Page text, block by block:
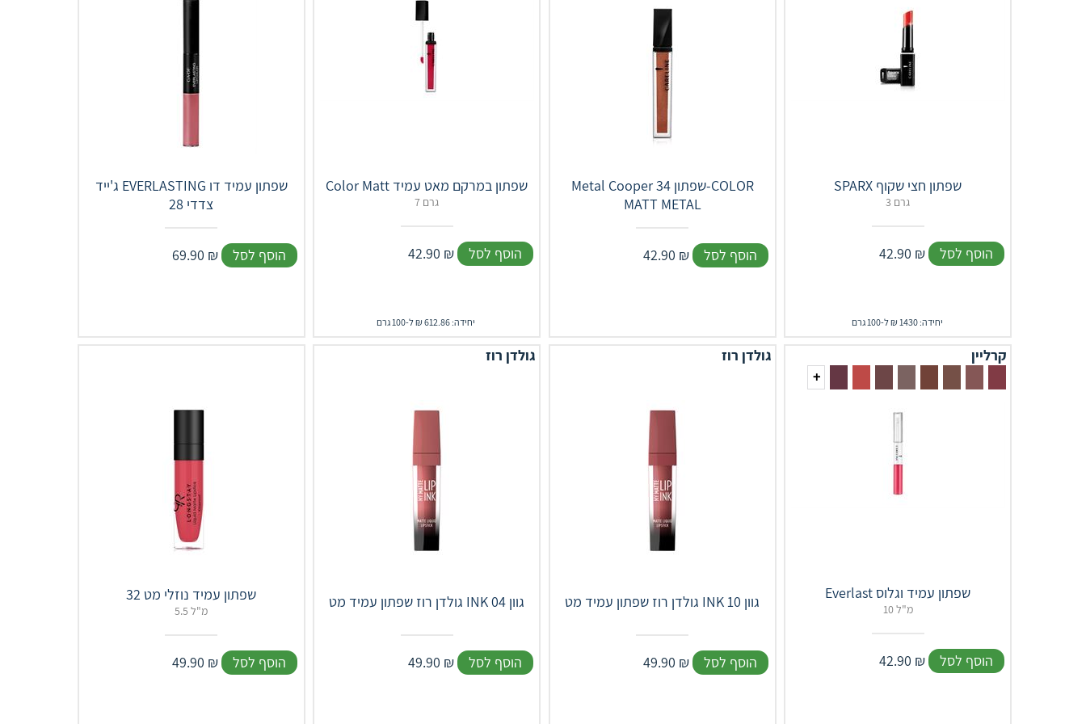
SPARX שפתון חצי שקוף
3 גרם
42.90 ₪ הוסף לסל
יחידה: 1430 ₪ ל-100 גרם
Metal Cooper 34 שפתון-COLOR
MATT METAL
42.90 ₪ הוסף לסל
Color Matt שפתון במרקם מאט עמיד
7 גרם
42.90 ₪ הוסף לסל
יחידה: 612.86 ₪ ל-100 גרם
ג'ייד EVERLASTING שפתון עמיד דו
צדדי 28
69.90 ₪ הוסף לסל
קרליין
+
Everlast שפתון עמיד וגלוס
10 מ"ל
42.90 ₪ הוסף לסל
גולדן רוז
גולדן רוז שפתון עמיד מט INK גוון 10
49.90 ₪ הוסף לסל
גולדן רוז
גולדן רוז שפתון עמיד מט INK גוון 04
49.90 ₪ הוסף לסל
שפתון עמיד נוזלי מט 32
5.5 מ"ל
49.90 ₪ הוסף לסל